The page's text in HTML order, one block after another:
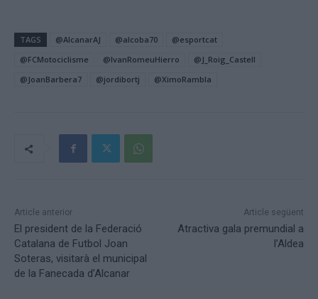
TAGS @AlcanarAJ @alcoba70
@esportcat
@FCMotociclisme
@IvanRomeuHierro
@J_Roig_Castell
@JoanBarbera7
@jordibortj @XimoRambla
Article anterior
El president de la Federació
Catalana de Futbol Joan
Soteras, visitarà el municipal
de la Fanecada d’Alcanar
Article següent
Atractiva gala premundial a
l’Aldea